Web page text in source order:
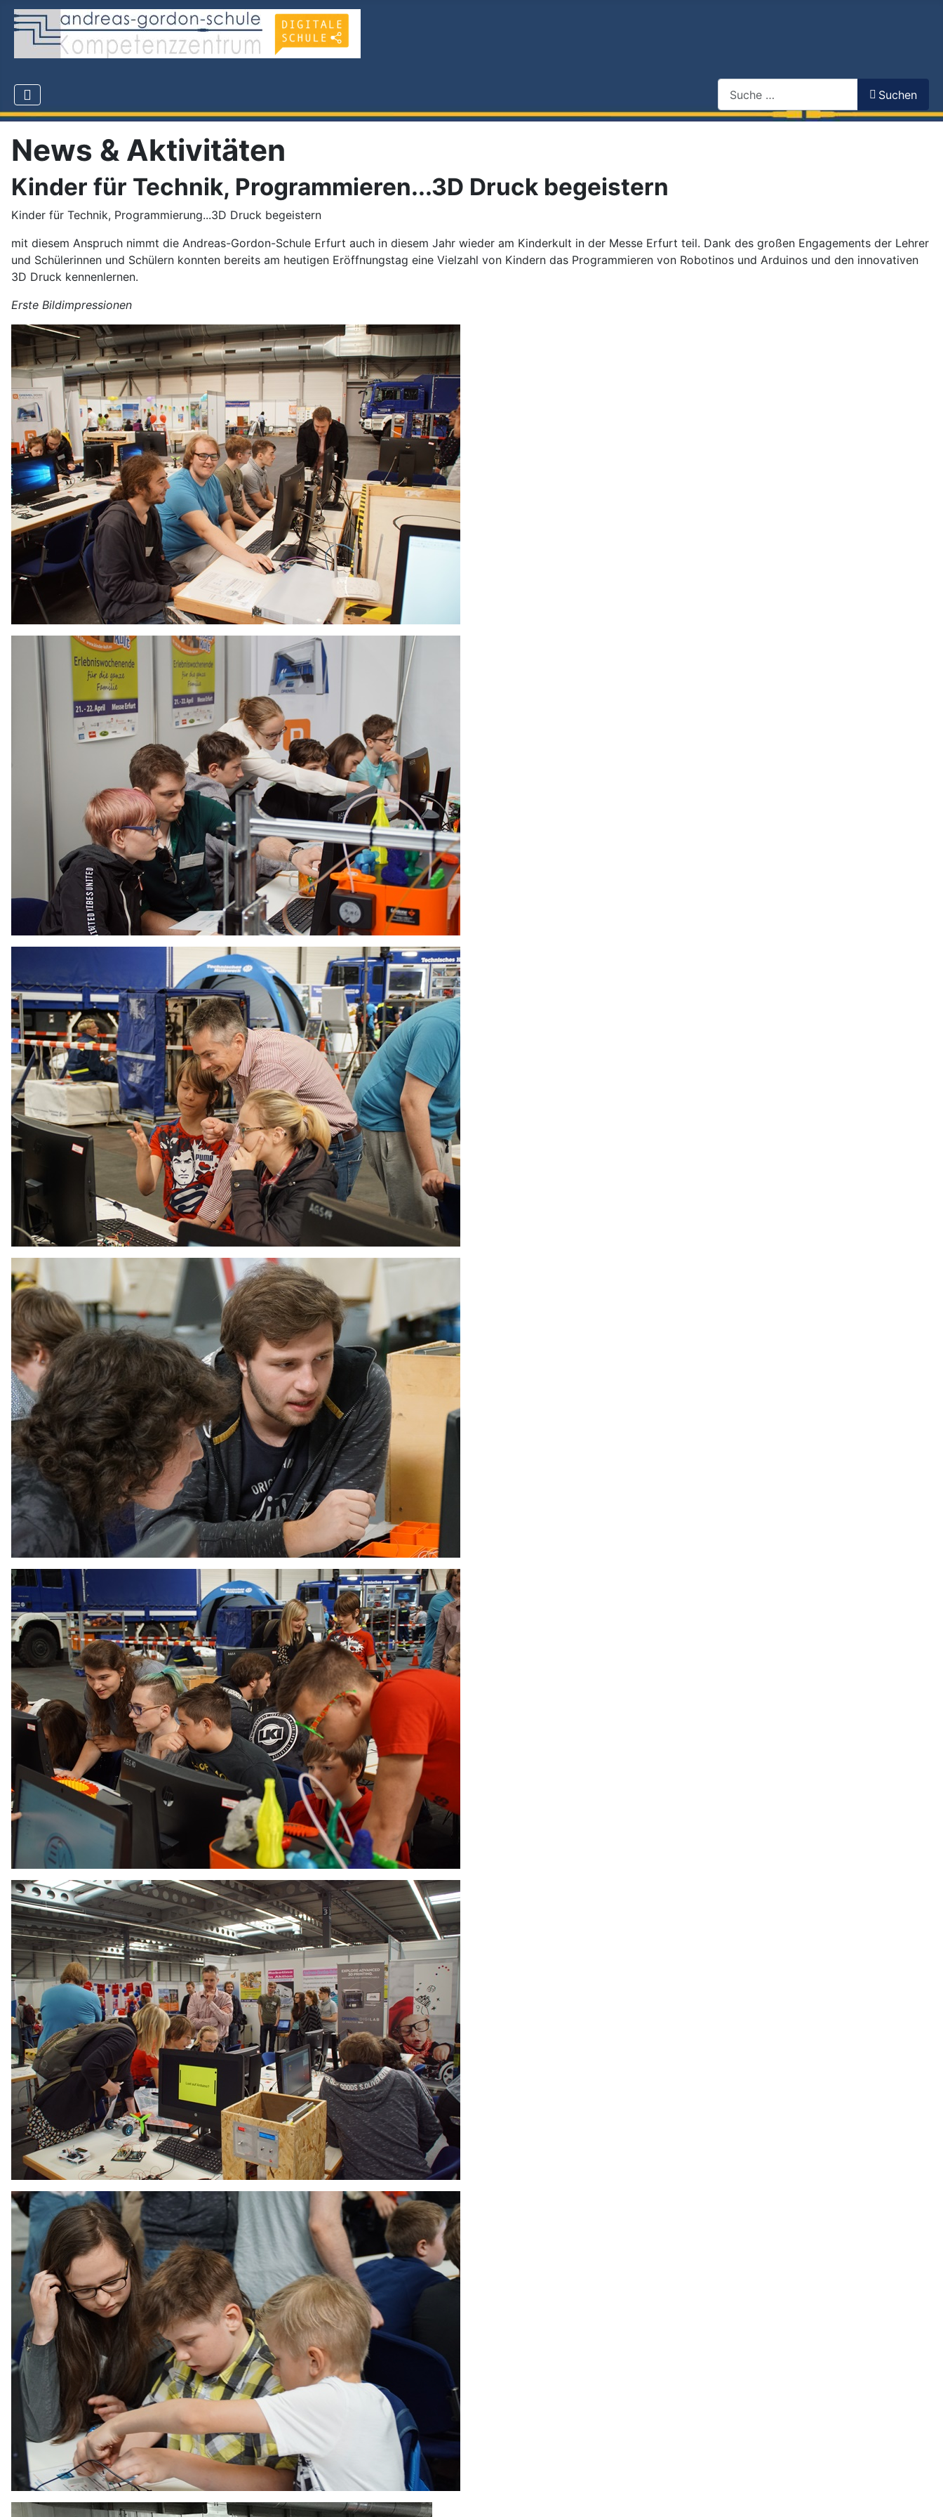
Suchen
News & Aktivitäten
Kinder für Technik, Programmieren...3D Druck begeistern
Kinder für Technik, Programmierung...3D Druck begeistern
mit diesem Anspruch nimmt die Andreas-Gordon-Schule Erfurt auch in diesem Jahr wieder am Kinderkult in der Messe Erfurt teil. Dank des großen Engagements der Lehrer
und Schülerinnen und Schülern konnten bereits am heutigen Eröffnungstag eine Vielzahl von Kindern das Programmieren von Robotinos und Arduinos und den innovativen
3D Druck kennenlernen.
Erste Bildimpressionen